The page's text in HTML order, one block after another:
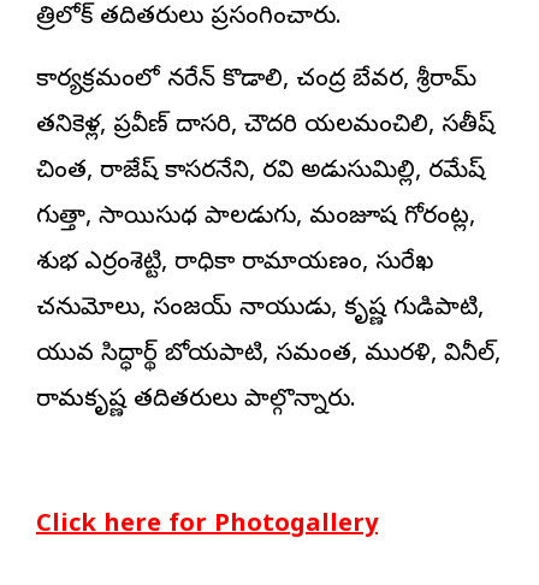
త్రిలోక్‌ తదితరులు ప్రసంగించారు.
కార్యక్రమంలో నరేన్‌ కొడాలి, చంద్ర బేవర, శ్రీరామ్‌
తనికెళ్ల, ప్రవీణ్‌ దాసరి, చౌదరి యలమంచిలి, సతీష్‌
చింత, రాజేష్‌ కాసరనేని, రవి అడుసుమిల్లి, రమేష్‌
గుత్తా, సాయిసుధ పాలడుగు, మంజూష గోరంట్ల,
శుభ ఎర్రంశెట్టి, రాధికా రామాయణం, సురేఖ
చనుమోలు, సంజయ్‌ నాయుడు, కృష్ణ గుడిపాటి,
యువ సిద్ధార్థ్‌ బోయపాటి, సమంత, మురళి, వినీల్‌,
రామకృష్ణ తదితరులు పాల్గొన్నారు.
Click here for Photogallery